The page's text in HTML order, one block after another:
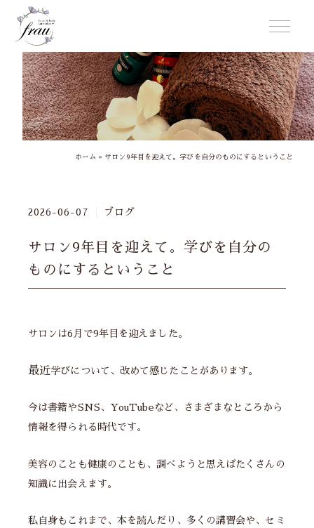
ホーム » サロン9年目を迎えて。学びを自分のものにするということ
2026-06-07 ブログ
サロン9年目を迎えて。学びを自分の
ものにするということ
サロンは6月で9年目を迎えました。
最近学びについて、改めて感じたことがあります。
今は書籍やSNS、YouTubeなど、さまざまなところから
情報を得られる時代です。
美容のことも健康のことも、調べようと思えばたくさんの
知識に出会えます。
私自身もこれまで、本を読んだり、多くの講習会や、セミ